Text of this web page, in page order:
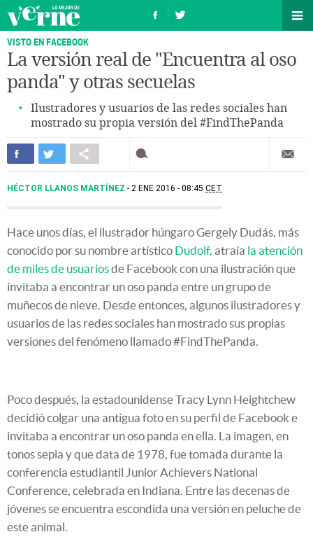
VISTO EN FACEBOOK
La versión real de "Encuentra al oso
panda" y otras secuelas
Ilustradores y usuarios de las redes sociales han
mostrado su propia versión del #FindThePanda
HÉCTOR LLANOS MARTÍNEZ 2 ENE 2016 - 08:45 CET
Hace unos días, el ilustrador húngaro Gergely Dudás, más
conocido por su nombre artístico Dudolf, atraía la atención
de miles de usuariosde Facebook con una ilustración que
invitaba a encontrar un oso panda entre un grupo de
muñecos de nieve. Desde entonces, algunos ilustradores y
usuarios de las redes sociales han mostrado sus propias
versiones del fenómeno llamado #FindThePanda.
Poco después, la estadounidense Tracy Lynn Heightchew
decidió colgar una antigua foto en su perfil de Facebook e
invitaba a encontrar un oso panda en ella. La imagen, en
tonos sepia y que data de 1978, fue tomada durante la
conferencia estudiantil Junior Achievers National
Conference, celebrada en Indiana. Entre las decenas de
jóvenes se encuentra escondida una versión en peluche de
este animal.